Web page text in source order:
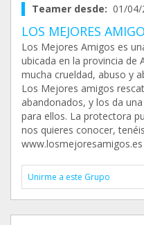
Teamer desde: 01/04/
LOS MEJORES
Los Mejores Amigos es
ubicada en la provincia de
mucha crueldad, abuso y
Los Mejores amigos
abandonados, y los da
para ellos. La protectora
nos quieres conocer,
Unirme a este Grupo